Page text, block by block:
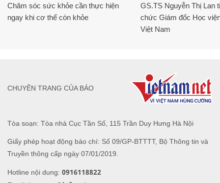
Chăm sóc sức khỏe cần thực hiện
ngay khi cơ thể còn khỏe
GS.TS Nguyễn Thị Lan
chức Giám đốc Học
Việt Nam
Tòa soạn: Tòa nhà Cục Tần Số, 115 Trần Duy Hưng Hà Nội
Giấy phép hoạt động báo chí: Số 09/GP-BTTTT, Bộ Thông tin và
Truyền thông cấp ngày 07/01/2019.
Hotline nội dung: 0916118822
CHUYÊN TRANG CỦA BÁO